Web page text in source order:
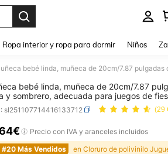
Ropa interior y ropa para dormir Niños
bebé linda, muñeca de 20cm/7.87
y sombrero, adecuada para juegos de
regalo festivo para niños, regalos de
sl251107714416133712 (29
AND
Precio con IVA y aranceles incluidos
#20 Más Vendidos